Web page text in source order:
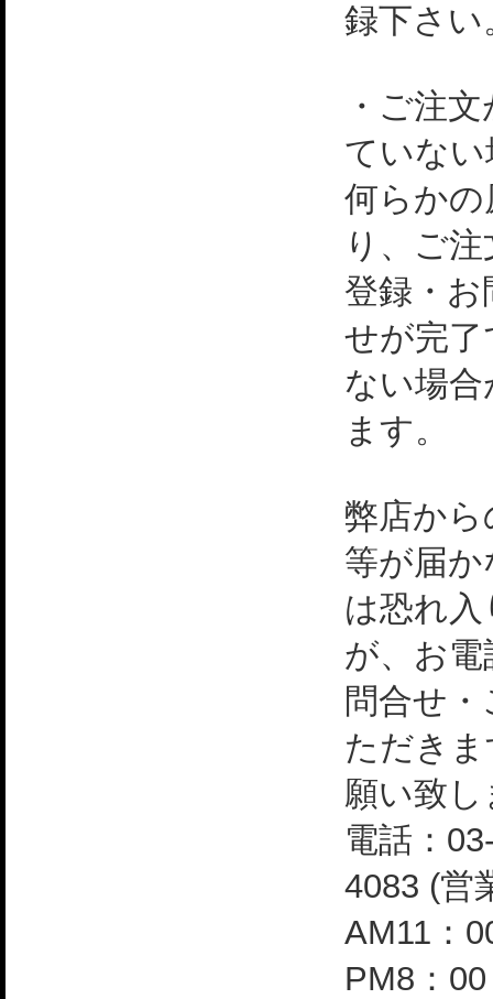
録下さい
・ご注
ていない
何らか
り、ご
登録・
せが完
ない場
ます。
弊店か
等が届
は恐れ
が、お
問合せ
ただき
願い致
電話：
4083 (営
AM11：
PM8：